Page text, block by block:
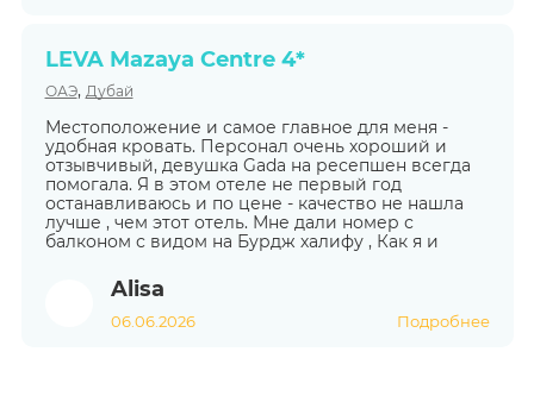
LEVA Mazaya Centre 4*
ОАЭ, Дубай
Местоположение и самое главное для меня -
удобная кровать. Персонал очень хороший и
отзывчивый, девушка Gada на ресепшен всегда
помогала. Я в этом отеле не первый год
останавливаюсь и по цене - качество не нашла
лучше , чем этот отель. Мне дали номер с
балконом с видом на Бурдж халифу , Как я и
Alisa
06.06.2026 Подробнее